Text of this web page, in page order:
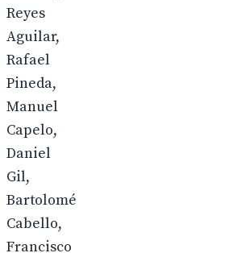
Reyes
Aguilar,
Rafael
Pineda,
Manuel
Capelo,
Daniel
Gil,
Bartolomé
Cabello,
Francisco